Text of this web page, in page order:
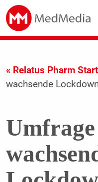
« Relatus Pharm
wachsende